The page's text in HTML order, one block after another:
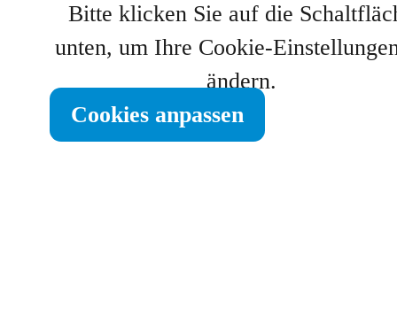
Bitte klicken Sie auf die
unten, um Ihre Cookie-
ändern.
Cookies anpassen